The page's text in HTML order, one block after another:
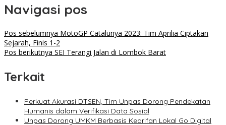
Navigasi pos
Pos sebelumnya MotoGP Catalunya 2023: Tim Aprilia Ciptakan
Sejarah, Finis 1-2
Pos berikutnya SEI Terangi Jalan di Lombok Barat
Terkait
Perkuat Akurasi DTSEN, Tim Unpas Dorong Pendekatan
Humanis dalam Verifikasi Data Sosial
Unpas Dorong UMKM Berbasis Kearifan Lokal Go Digital